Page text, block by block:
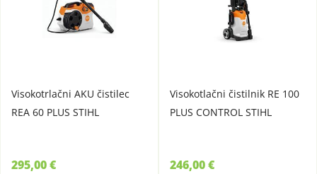
Visokotrlačni AKU čistilec
REA 60 PLUS STIHL
295,00 €
Visokotlačni čistilnik RE 100
PLUS CONTROL STIHL
246,00 €